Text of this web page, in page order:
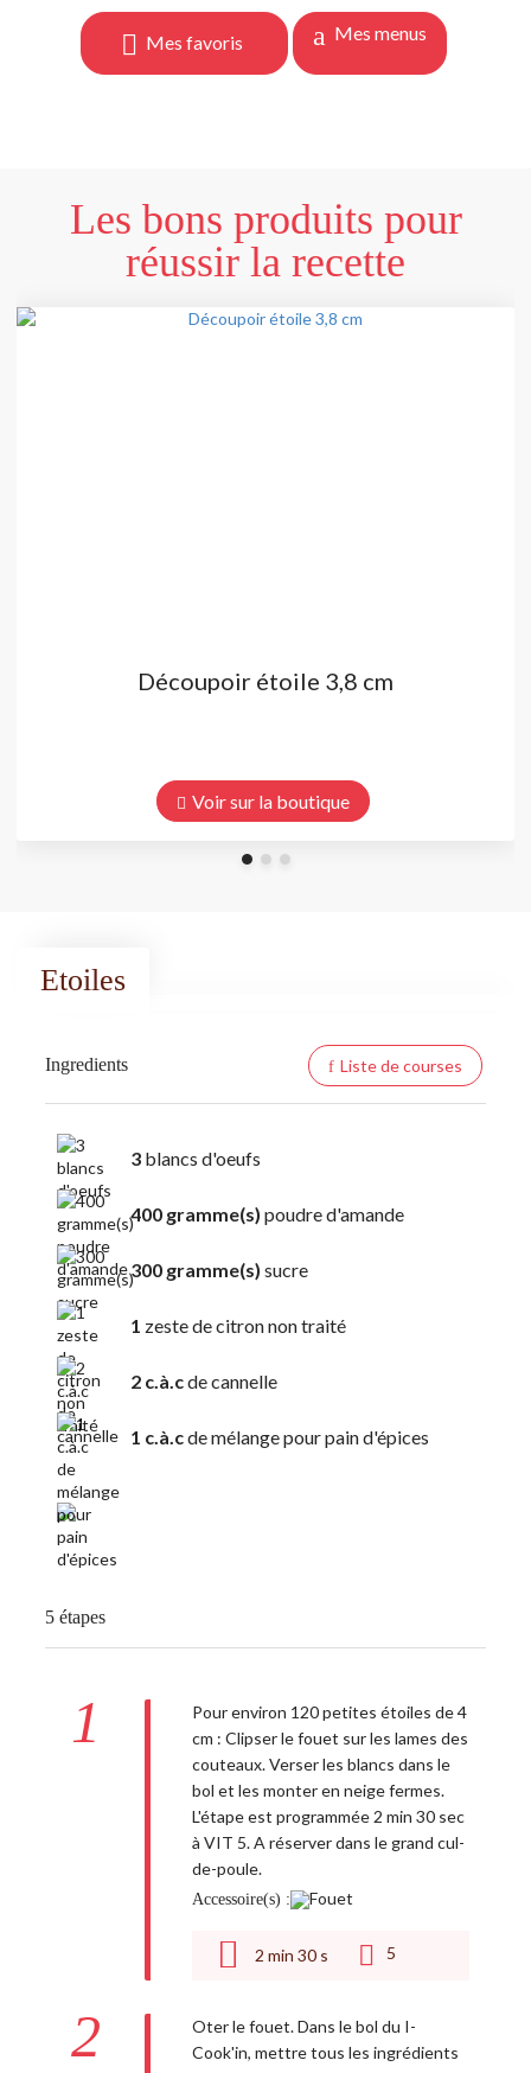
Mes favoris Mes menus
Les bons produits pour
réussir la recette
Découpoir étoile 3,8 cm
Voir sur la boutique
Etoiles
Ingredients Liste de courses
3 blancs d'oeufs
400 gramme(s) poudre d'amande
300 gramme(s) sucre
1 zeste de citron non traité
2 c.à.cde cannelle
1 c.à.cde mélange pour pain d'épices
5 étapes
1
Pour environ 120 petites étoiles de 4
cm : Clipser le fouet sur les lames des
couteaux. Verser les blancs dans le
bol et les monter en neige fermes.
L'étape est programmée 2 min 30 sec
à VIT 5. A réserver dans le grand cul-
de-poule.
Accessoire(s) :
2 min 30 s 5
2
Oter le fouet. Dans le bol du I-
Cook'in, mettre tous les ingrédients